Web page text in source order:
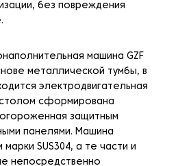
без повреждения
машина GZF
металлической тумбы, в
электродвигательная
сформирована
защитным
панелями. Машина
марки SUS304, а те части и
непосредственно